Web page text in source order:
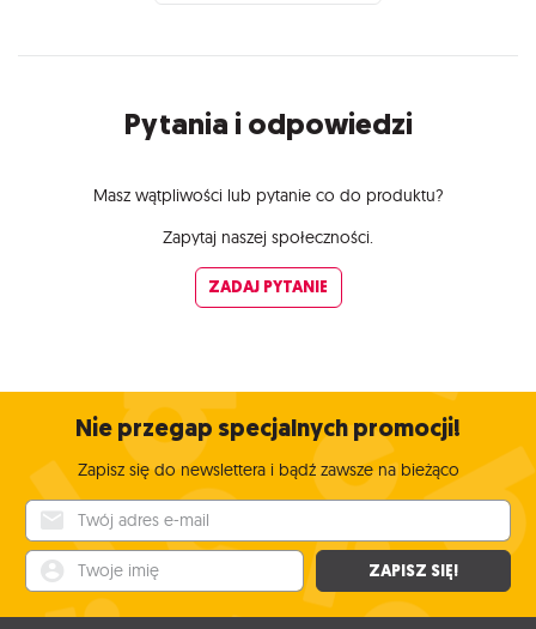
Pytania i odpowiedzi
Masz wątpliwości lub pytanie co do produktu?
Zapytaj naszej społeczności.
ZADAJ PYTANIE
Nie przegap specjalnych promocji!
Zapisz się do newslettera i bądź zawsze na bieżąco
ZAPISZ SIĘ!